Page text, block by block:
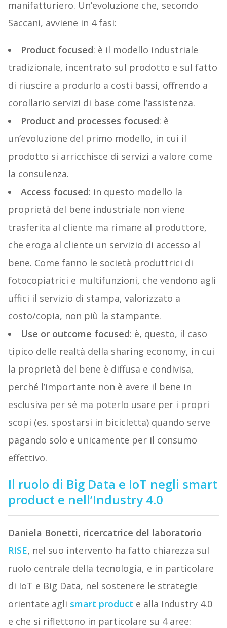
manifatturiero. Un’evoluzione che, secondo
Saccani, avviene in 4 fasi:
Product focused: è il modello industriale
tradizionale, incentrato sul prodotto e sul fatto
di riuscire a produrlo a costi bassi, offrendo a
corollario servizi di base come l’assistenza.
Product and processes focused: è
un’evoluzione del primo modello, in cui il
prodotto si arricchisce di servizi a valore come
la consulenza.
Access focused: in questo modello la
proprietà del bene industriale non viene
trasferita al cliente ma rimane al produttore,
che eroga al cliente un servizio di accesso al
bene. Come fanno le società produttrici di
fotocopiatrici e multifunzioni, che vendono agli
uffici il servizio di stampa, valorizzato a
costo/copia, non più la stampante.
Use or outcome focused: è, questo, il caso
tipico delle realtà della sharing economy, in cui
la proprietà del bene è diffusa e condivisa,
perché l’importante non è avere il bene in
esclusiva per sé ma poterlo usare per i propri
scopi (es. spostarsi in bicicletta) quando serve
pagando solo e unicamente per il consumo
effettivo.
Il ruolo di Big Data e IoT negli smart
product e nell’Industry 4.0
Daniela Bonetti, ricercatrice del laboratorio
RISE, nel suo intervento ha fatto chiarezza sul
ruolo centrale della tecnologia, e in particolare
di IoT e Big Data, nel sostenere le strategie
orientate agli smart product e alla Industry 4.0
e che si riflettono in particolare su 4 aree: